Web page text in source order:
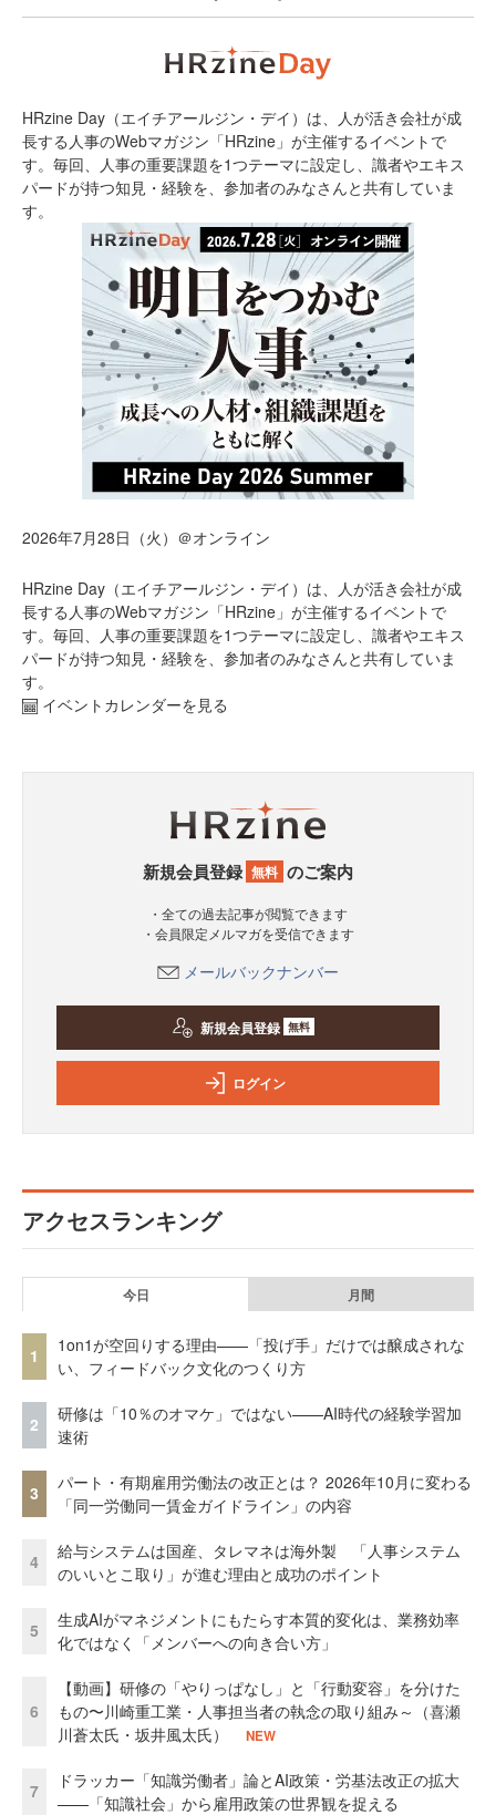
HRzine Day（エイチアールジン・デイ）は、人が活き会社が成
長する人事のWebマガジン「HRzine」が主催するイベントで
す。毎回、人事の重要課題を1つテーマに設定し、識者やエキス
パードが持つ知見・経験を、参加者のみなさんと共有していま
す。
2026年7月28日（火）＠オンライン
HRzine Day（エイチアールジン・デイ）は、人が活き会社が成
長する人事のWebマガジン「HRzine」が主催するイベントで
す。毎回、人事の重要課題を1つテーマに設定し、識者やエキス
パードが持つ知見・経験を、参加者のみなさんと共有していま
す。
イベントカレンダーを見る
新規会員登録 無料 のご案内
・全ての過去記事が閲覧できます
・会員限定メルマガを受信できます
メールバックナンバー
新規会員登録 無料
ログイン
アクセスランキング
今日 月間
1
1on1が空回りする理由——「投げ手」だけでは醸成されな
い、フィードバック文化のつくり方
2
研修は「10％のオマケ」ではない——AI時代の経験学習加
速術
3
パート・有期雇用労働法の改正とは？ 2026年10月に変わる
「同一労働同一賃金ガイドライン」の内容
4
給与システムは国産、タレマネは海外製 「人事システム
のいいとこ取り」が進む理由と成功のポイント
5
生成AIがマネジメントにもたらす本質的変化は、業務効率
化ではなく「メンバーへの向き合い方」
6
【動画】研修の「やりっぱなし」と「行動変容」を分けた
もの〜川崎重工業・人事担当者の執念の取り組み～（喜瀬
川蒼太氏・坂井風太氏）
NEW
7
ドラッカー「知識労働者」論とAI政策・労基法改正の拡大
——「知識社会」から雇用政策の世界観を捉える